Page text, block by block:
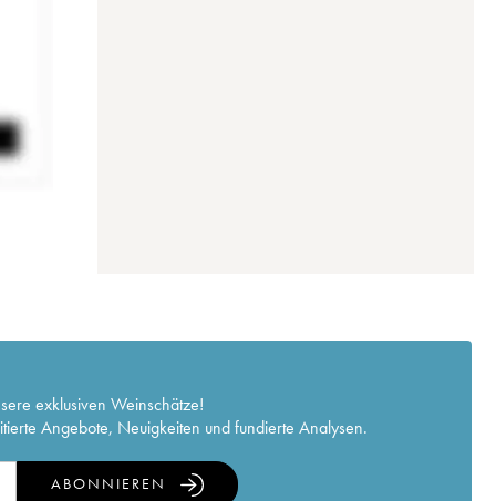
exklusiven Weinschätze!
Angebote, Neuigkeiten und fundierte Analysen.
ABONNIEREN